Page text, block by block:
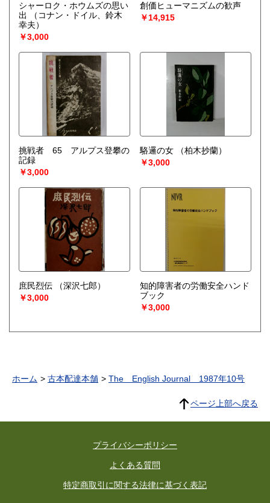
シャーロク・ホウムズの思い
出
（コナン・ドイル、鈴木
幸夫）
￥3,000
創価ヒューマニズムの歓声
￥14,915
挑戦者 65 アルプス登攀の
記録
￥3,000
駱邏の女
（柏木抄蘭）
￥3,000
庶民烈伝
（深沢七郎）
￥3,000
知的障害者の労働安全ハンド
ブック
￥3,000
ホーム 古本配達本舗 The English Journal 1987年10号
ページ上部へ戻る
プライバシーポリシー
よくある質問
特定商取引に関する法律に基づく表記